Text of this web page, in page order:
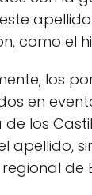
como el
los
en
los
apellido,
de